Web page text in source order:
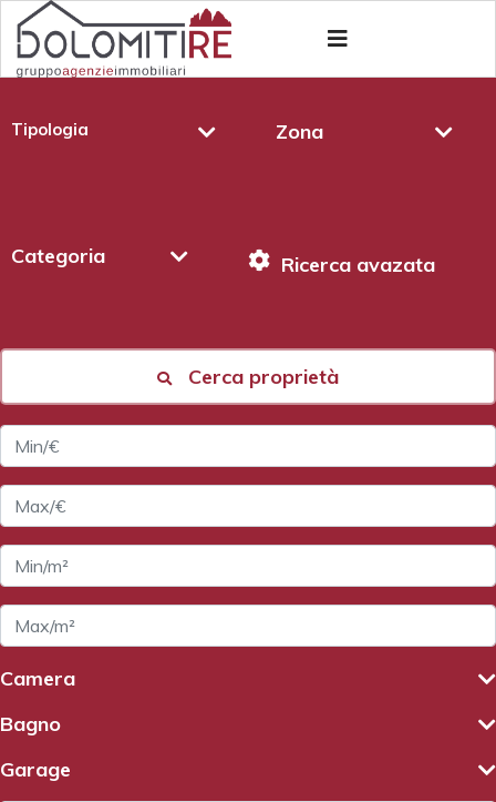
Tipologia Zona
Categoria Ricerca avazata
Cerca proprietà
Camera
Bagno
Garage